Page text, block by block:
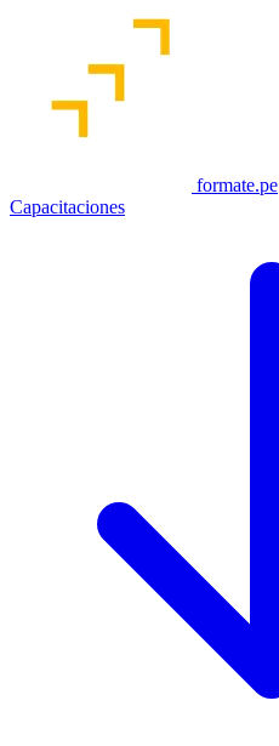
formate.pe
Capacitaciones